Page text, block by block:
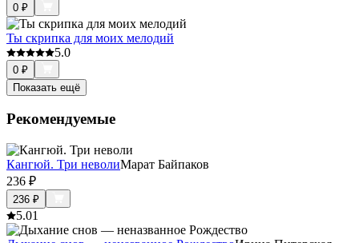
0 ₽
Ты скрипка для моих мелодий
5.0
0 ₽
Показать ещё
Рекомендуемые
Кангюй. Три неволиМарат Байпаков
236 ₽
236 ₽
5.01